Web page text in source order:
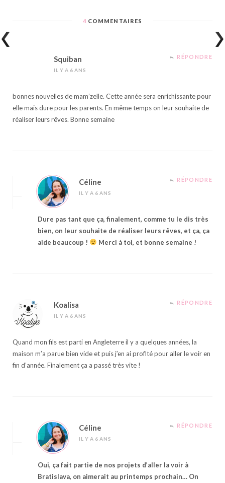
4COMMENTAIRES
Squiban
IL Y A 6 ANS
RÉPONDRE
bonnes nouvelles de mam’zelle. Cette année sera enrichissante pour
elle mais dure pour les parents. En même temps on leur souhaite de
réaliser leurs rêves. Bonne semaine
Céline
IL Y A 6 ANS
RÉPONDRE
Dure pas tant que ça, finalement, comme tu le dis très
bien, on leur souhaite de réaliser leurs rêves, et ça, ça
aide beaucoup !
Merci à toi, et bonne semaine !
Koalisa
IL Y A 6 ANS
RÉPONDRE
Quand mon fils est parti en Angleterre il y a quelques années, la
maison m’a parue bien vide et puis j’en ai profité pour aller le voir en
fin d’année. Finalement ça a passé très vite !
Céline
IL Y A 6 ANS
RÉPONDRE
Oui, ça fait partie de nos projets d’aller la voir à
Bratislava, on aimerait au printemps prochain… On